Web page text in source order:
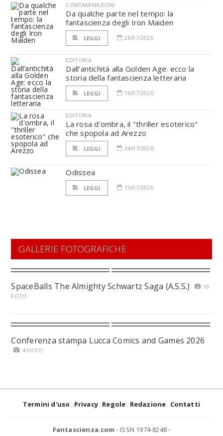
CONTAMINAZIONI
Da qualche parte nel tempo: la
fantascienza degli Iron Maiden
LEGGI 26/07/2026
EDITORIA
Dall’antichità alla Golden Age: ecco la
storia della fantascienza letteraria
LEGGI 16/07/2026
EDITORIA
La rosa d'ombra, il "thriller esoterico"
che spopola ad Arezzo
LEGGI 24/07/2026
Odissea
LEGGI 15/07/2026
GALLERIE FOTOGRAFICHE
SpaceBalls The Almighty Schwartz Saga (A.S.S.)
10
FOTO
Conferenza stampa Lucca Comics and Games 2026
4 FOTO
Termini d'uso Privacy Regole Redazione Contatti
Fantascienza.com - ISSN 1974-8248 -